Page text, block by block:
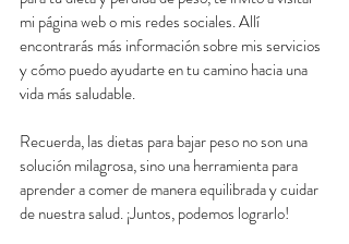
mi página web o mis redes sociales. Allí
encontrarás más información sobre mis servicios
y cómo puedo ayudarte en tu camino hacia una
vida más saludable.
Recuerda, las dietas para bajar peso no son una
solución milagrosa, sino una herramienta para
aprender a comer de manera equilibrada y cuidar
de nuestra salud. ¡Juntos, podemos lograrlo!